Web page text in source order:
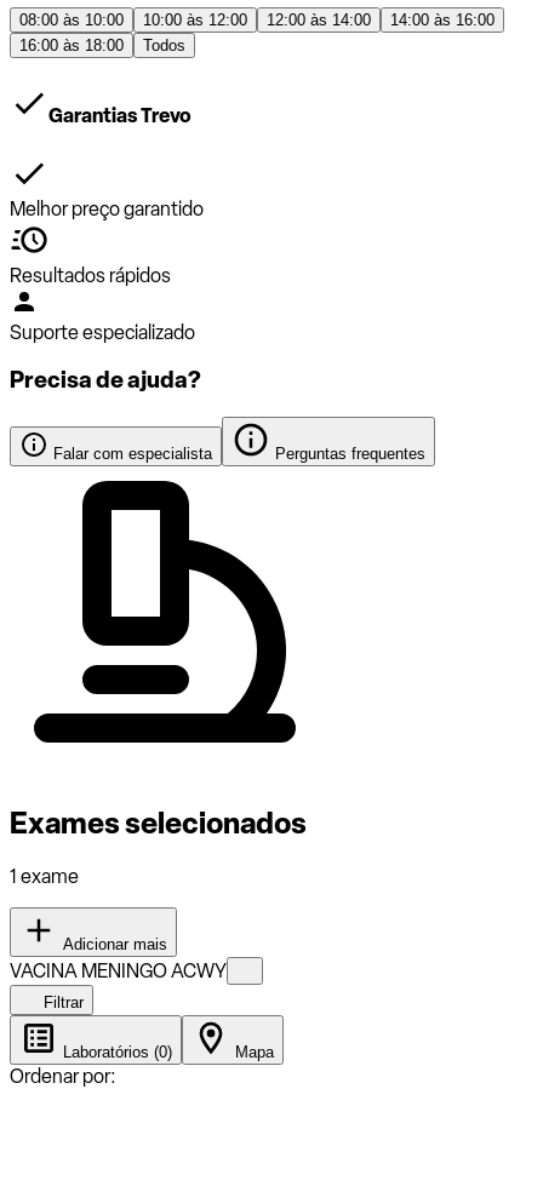
08:00 às 10:00 10:00 às 12:00 12:00 às 14:00
14:00 às 16:00
16:00 às 18:00
Todos
Garantias Trevo
Melhor preço garantido
Resultados rápidos
Suporte especializado
Precisa de ajuda?
Falar com especialista Perguntas frequentes
Exames selecionados
1 exame
Adicionar mais
VACINA MENINGO ACWY
Filtrar
Laboratórios (0) Mapa
Ordenar por: